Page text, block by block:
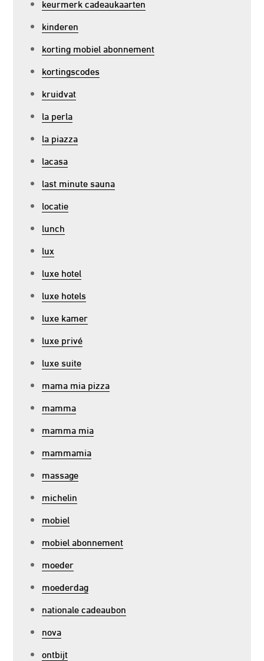
keurmerk cadeaukaarten
kinderen
korting mobiel abonnement
kortingscodes
kruidvat
la perla
la piazza
lacasa
last minute sauna
locatie
lunch
lux
luxe hotel
luxe hotels
luxe kamer
luxe privé
luxe suite
mama mia pizza
mamma
mamma mia
mammamia
massage
michelin
mobiel
mobiel abonnement
moeder
moederdag
nationale cadeaubon
nova
ontbijt